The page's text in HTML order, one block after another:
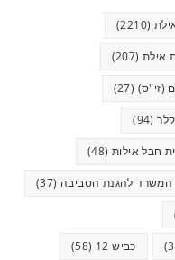
(2210)
אילת (207)
(זי"ס) (27)
(94)
חבל אילות (48)
המשרד להגנת הסביבה (37)
כביש 12 (58)